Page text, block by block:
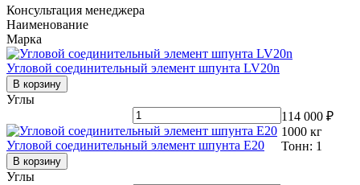
Консультация менеджера
Наименование
Марка
Угловой соединительный элемент шпунта LV20n
В корзину
Углы
114 000 ₽
1000 кг
Тонн: 1
Угловой соединительный элемент шпунта E20
В корзину
Углы